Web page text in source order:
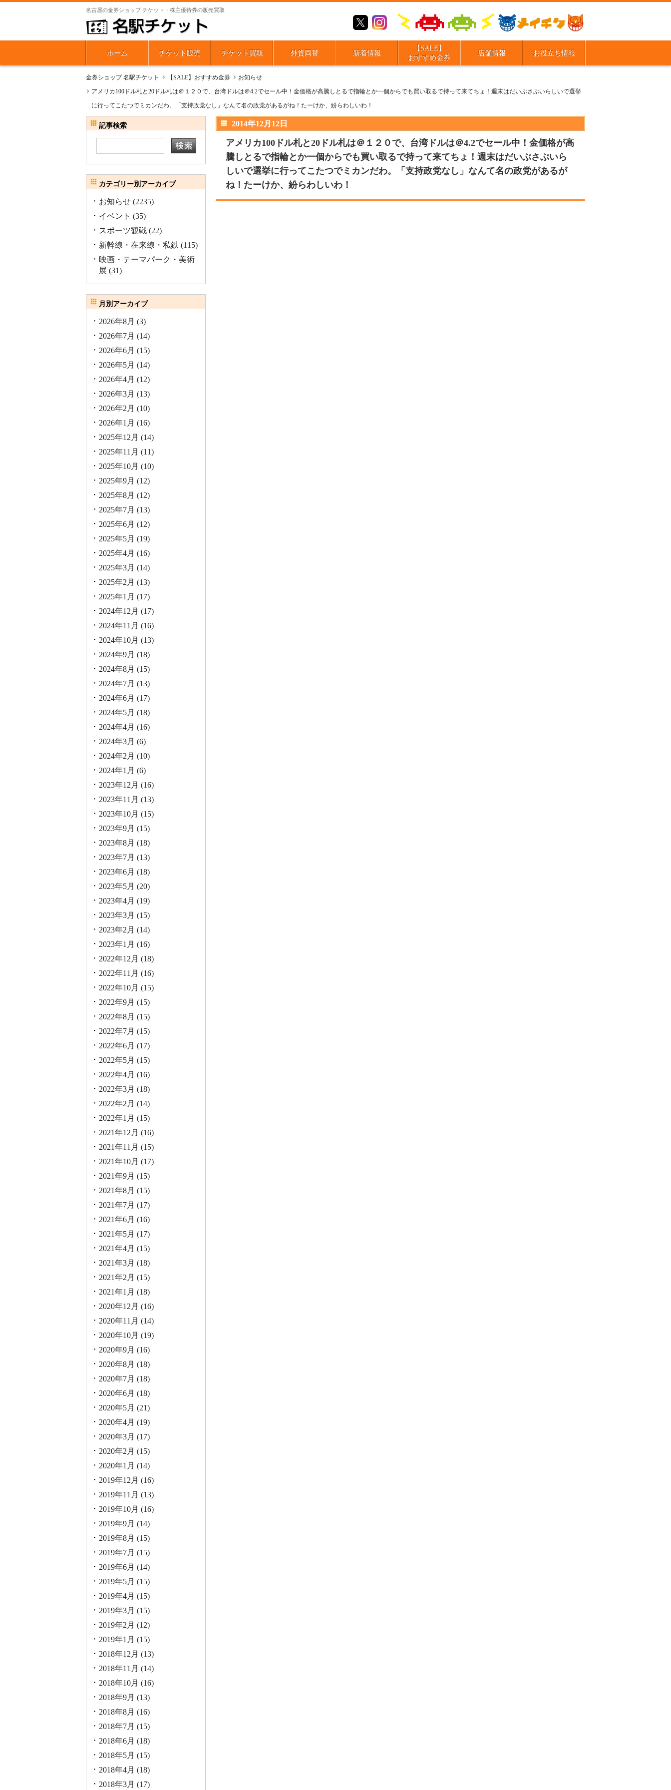
名古屋の金券ショップ チケット・株主優待券の販売買取
ホーム チケット販売 チケット買取 外貨両替 新着情報
【SALE】
おすすめ金券
店舗情報 お役立ち情報
金券ショップ 名駅チケット 【SALE】おすすめ金券
お知らせ
アメリカ100ドル札と20ドル札は＠１２０で、台湾ドルは＠4.2でセール中！金価格が高騰しとるで指輪とか一個からでも買い取るで持って来てちょ！週末はだいぶさぶいらしいで選挙
に行ってこたつでミカンだわ。「支持政党なし」なんて名の政党があるがね！たーけか、紛らわしいわ！
2014年12月12日
アメリカ100ドル札と20ドル札は＠１２０で、台湾ドルは＠4.2でセール中！金価格が高
騰しとるで指輪とか一個からでも買い取るで持って来てちょ！週末はだいぶさぶいら
しいで選挙に行ってこたつでミカンだわ。「支持政党なし」なんて名の政党があるが
ね！たーけか、紛らわしいわ！
記事検索
カテゴリー別アーカイブ
お知らせ (2235)
イベント (35)
スポーツ観戦 (22)
新幹線・在来線・私鉄 (115)
映画・テーマパーク・美術
展 (31)
月別アーカイブ
2026年8月 (3)
2026年7月 (14)
2026年6月 (15)
2026年5月 (14)
2026年4月 (12)
2026年3月 (13)
2026年2月 (10)
2026年1月 (16)
2025年12月 (14)
2025年11月 (11)
2025年10月 (10)
2025年9月 (12)
2025年8月 (12)
2025年7月 (13)
2025年6月 (12)
2025年5月 (19)
2025年4月 (16)
2025年3月 (14)
2025年2月 (13)
2025年1月 (17)
2024年12月 (17)
2024年11月 (16)
2024年10月 (13)
2024年9月 (18)
2024年8月 (15)
2024年7月 (13)
2024年6月 (17)
2024年5月 (18)
2024年4月 (16)
2024年3月 (6)
2024年2月 (10)
2024年1月 (6)
2023年12月 (16)
2023年11月 (13)
2023年10月 (15)
2023年9月 (15)
2023年8月 (18)
2023年7月 (13)
2023年6月 (18)
2023年5月 (20)
2023年4月 (19)
2023年3月 (15)
2023年2月 (14)
2023年1月 (16)
2022年12月 (18)
2022年11月 (16)
2022年10月 (15)
2022年9月 (15)
2022年8月 (15)
2022年7月 (15)
2022年6月 (17)
2022年5月 (15)
2022年4月 (16)
2022年3月 (18)
2022年2月 (14)
2022年1月 (15)
2021年12月 (16)
2021年11月 (15)
2021年10月 (17)
2021年9月 (15)
2021年8月 (15)
2021年7月 (17)
2021年6月 (16)
2021年5月 (17)
2021年4月 (15)
2021年3月 (18)
2021年2月 (15)
2021年1月 (18)
2020年12月 (16)
2020年11月 (14)
2020年10月 (19)
2020年9月 (16)
2020年8月 (18)
2020年7月 (18)
2020年6月 (18)
2020年5月 (21)
2020年4月 (19)
2020年3月 (17)
2020年2月 (15)
2020年1月 (14)
2019年12月 (16)
2019年11月 (13)
2019年10月 (16)
2019年9月 (14)
2019年8月 (15)
2019年7月 (15)
2019年6月 (14)
2019年5月 (15)
2019年4月 (15)
2019年3月 (15)
2019年2月 (12)
2019年1月 (15)
2018年12月 (13)
2018年11月 (14)
2018年10月 (16)
2018年9月 (13)
2018年8月 (16)
2018年7月 (15)
2018年6月 (18)
2018年5月 (15)
2018年4月 (18)
2018年3月 (17)